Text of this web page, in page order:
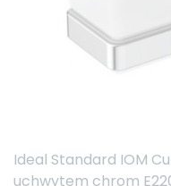
Ideal Standard IOM
uchwytem chrom